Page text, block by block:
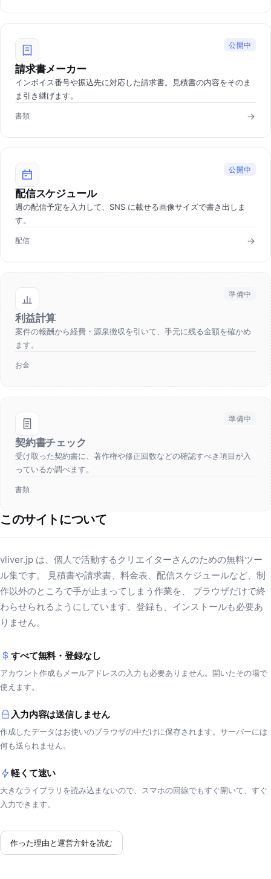
公開中
請求書メーカー
インボイス番号や振込先に対応した請求書。見積書の内容をそのま
ま引き継げます。
書類
公開中
配信スケジュール
週の配信予定を入力して、SNS に載せる画像サイズで書き出しま
す。
配信
準備中
利益計算
案件の報酬から経費・源泉徴収を引いて、手元に残る金額を確かめ
ます。
お金
準備中
契約書チェック
受け取った契約書に、著作権や修正回数などの確認すべき項目が入
っているか調べます。
書類
このサイトについて
vliver.jp は、個人で活動するクリエイターさんのための無料ツー
ル集です。 見積書や請求書、料金表、配信スケジュールなど、制
作以外のところで手が止まってしまう作業を、 ブラウザだけで終
わらせられるようにしています。登録も、インストールも必要あ
りません。
すべて無料・登録なし
アカウント作成もメールアドレスの入力も必要ありません。開いたその場で
使えます。
入力内容は送信しません
作成したデータはお使いのブラウザの中だけに保存されます。サーバーには
何も送られません。
軽くて速い
大きなライブラリを読み込まないので、スマホの回線でもすぐ開いて、すぐ
入力できます。
作った理由と運営方針を読む